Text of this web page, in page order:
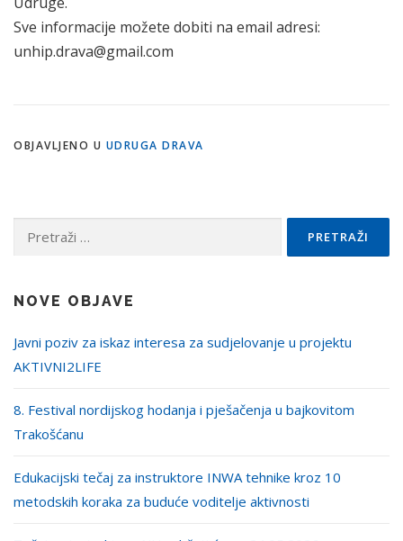
Sve informacije možete dobiti na email adresi:
unhip.drava@gmail.com
OBJAVLJENO U UDRUGA DRAVA
Pretraži:
NOVE OBJAVE
Javni poziv za iskaz interesa za sudjelovanje u projektu
AKTIVNI2LIFE
8. Festival nordijskog hodanja i pješačenja u bajkovitom
Trakošćanu
Edukacijski tečaj za instruktore INWA tehnike kroz 10
metodskih koraka za buduće voditelje aktivnosti